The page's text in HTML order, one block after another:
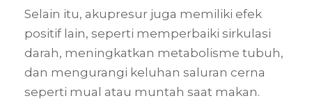
Selain itu, akupresur juga memiliki efek
positif lain, seperti memperbaiki sirkulasi
darah, meningkatkan metabolisme tubuh,
dan mengurangi keluhan saluran cerna
seperti mual atau muntah saat makan.